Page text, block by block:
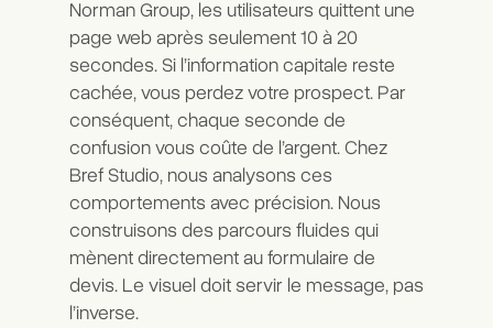
Norman Group, les utilisateurs quittent une
page web après seulement 10 à 20
secondes. Si l’information capitale reste
cachée, vous perdez votre prospect. Par
conséquent, chaque seconde de
confusion vous coûte de l’argent. Chez
Bref Studio, nous analysons ces
comportements avec précision. Nous
construisons des parcours fluides qui
mènent directement au formulaire de
devis. Le visuel doit servir le message, pas
l’inverse.